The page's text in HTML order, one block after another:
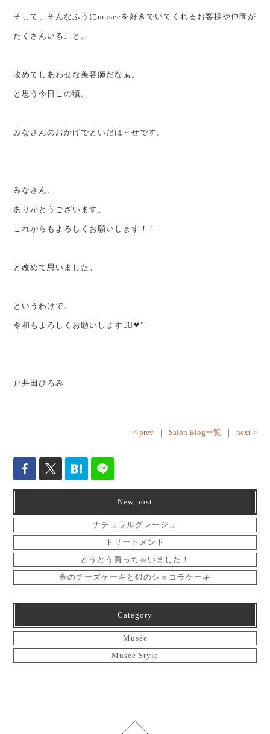
そして、そんなふうにmuseeを好きでいてくれるお客様や仲間が
たくさんいること。
改めてしあわせな美容師だなぁ。
と思う今日この頃。
みなさんのおかげでといだは幸せです。
みなさん、
ありがとうございます。
これからもよろしくお願いします！！
と改めて思いました。
というわけで、
令和もよろしくお願いします⌄̈⃝❤︎”
戸井田ひろみ
< prev｜ Salon Blog一覧 ｜ next >
New post
ナチュラルグレージュ
トリートメント
とうとう買っちゃいました！
金のチーズケーキと銀のショコラケーキ
Category
Musée
Musée Style